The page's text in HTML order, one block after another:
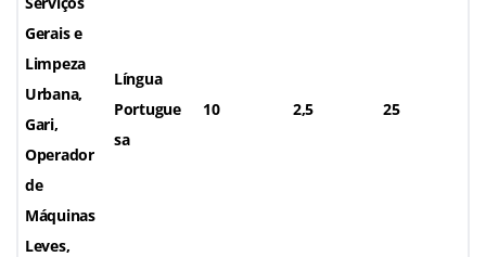
Gerais e
Limpeza
Urbana,
Gari,
Operador
de
Máquinas
Leves,
Língua
Portugue
sa
10 2,5 25